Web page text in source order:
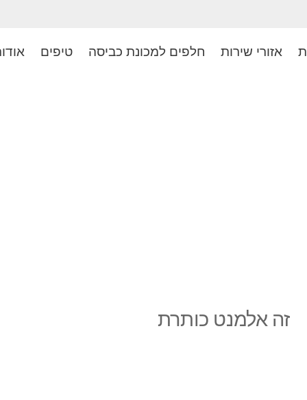
אזורי שירות חלפים למכונת כביסה טיפים
זה אלמנט כותרת